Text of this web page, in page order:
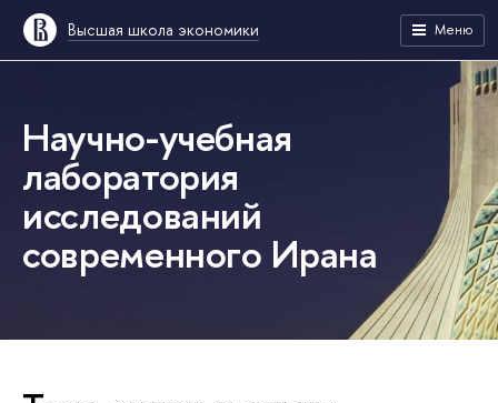
Высшая школа экономики Меню
Научно-учебная
лаборатория
исследований
современного Ирана